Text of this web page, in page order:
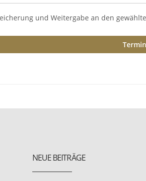
und Weitergabe an den
NEUE BEITRÄGE